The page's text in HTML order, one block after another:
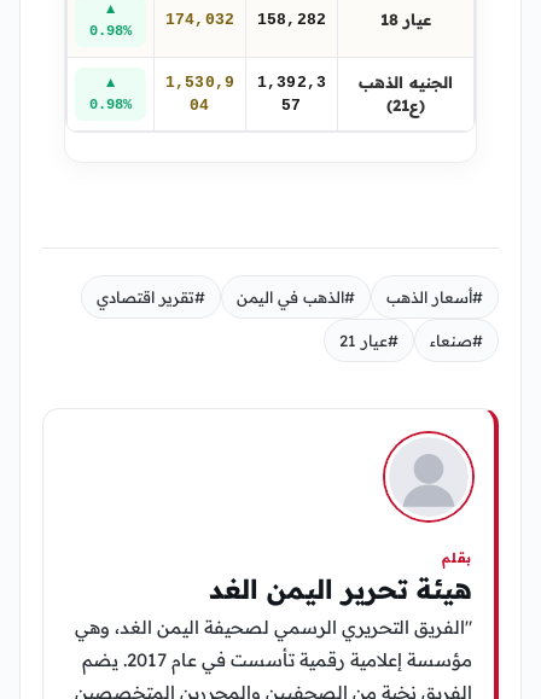
عيار 18 158,282
174,032
▲
0.98%
الجنيه الذهب
(ع21)
1,392,3
57
1,530,9
04
▲
0.98%
#أسعار الذهب #الذهب في اليمن #تقرير اقتصادي
#صنعاء #عيار 21
بقلم
هيئة تحرير اليمن الغد
"الفريق التحريري الرسمي لصحيفة اليمن الغد، وهي
مؤسسة إعلامية رقمية تأسست في عام 2017. يضم
الفريق نخبة من الصحفيين والمحررين المتخصصين